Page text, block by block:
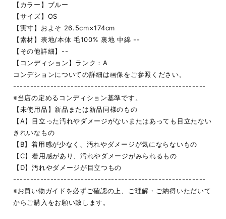
【カラー】ブルー
【サイズ】OS
【実寸】およそ 26.5cm×174cm
【素材】表地/本体 毛100% 裏地 中綿 --
【その他詳細】--
【コンディション】ランク：A
コンデションについての詳細は画像をご参照ください。
---------------------------------------------------------
※当店の定めるコンディション基準です。
【未使用品】新品または新品同様のもの
【A】目立った汚れやダメージがないまたはあっても目立たない
きれいなもの
【B】着用感が少なく、汚れやダメージが気にならないもの
【C】着用感があり、汚れやダメージがみられるもの
【D】汚れやダメージが目立つもの
---------------------------------------------------------
※お買い物ガイドを必ずご確認の上、ご理解・ご納得いただいて
からご購入をお願い致します。